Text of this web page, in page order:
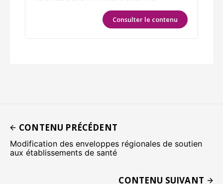
Consulter le contenu
CONTENU PRÉCÉDENT
Modification des enveloppes régionales de soutien
aux établissements de santé
CONTENU SUIVANT